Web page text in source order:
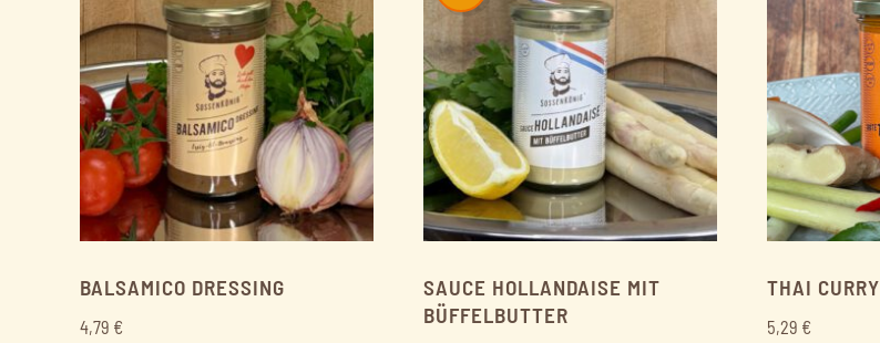
BALSAMICO DRESSING
4,79 €
SAUCE HOLLANDAISE MIT
BÜFFELBUTTER
THAI CURRY
5,29 €